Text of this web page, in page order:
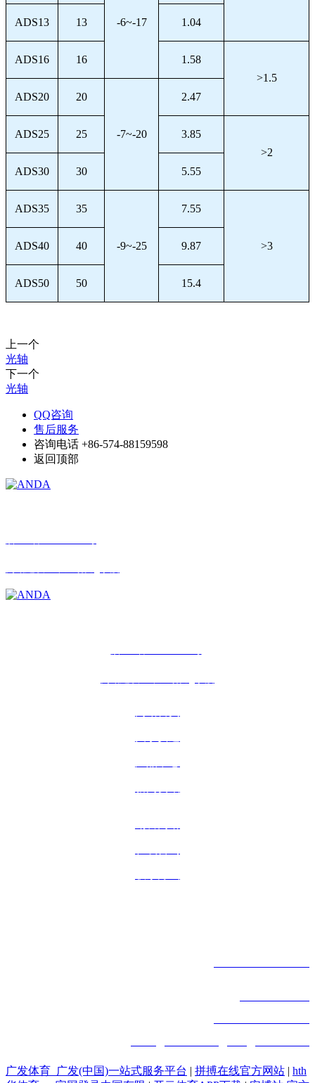
-6~-17
ADS13 13 1.04
ADS16 16
1.58
>1.5
ADS20
20
-7~-20
2.47
ADS25 25
3.85
>2
ADS30
30 5.55
ADS35 35
-9~-25
7.55
>3
ADS40 40 9.87
ADS50 50 15.4
上一个
光轴
下一个
光轴
QQ咨询
售后服务
咨询电话 +86-574-88159598
返回顶部
广发体育_广发(中国)一站式服务平台 | 拼搏在线官方网站 | hth